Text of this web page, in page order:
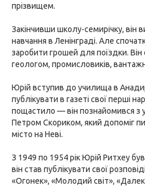
прізвищем.
Закінчивши школу-семирічку, він
навчання в Ленінграді. Але
заробити грошей для поїздки.
геологом, промисловиків,
Юрій вступив до училища в
публікувати в газеті свої перші
пощастило — він познайомився з
Петром Скориком, який допоміг
місто на Неві.
З 1949 по 1954 рік Юрій Ритхеу
він став публікувати свої
«Огонек», «Молодий світ»,